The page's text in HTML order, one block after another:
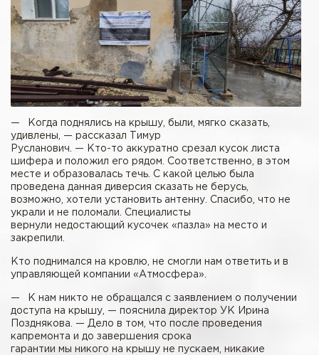
— Когда поднялись на крышу, были, мягко сказать,
удивлены, — рассказал Тимур
Русланович. — Кто-то аккуратно срезал кусок листа
шифера и положил его рядом. Соответственно, в этом
месте и образовалась течь. С какой целью была
проведена данная диверсия сказать не берусь,
возможно, хотели установить антенну. Спасибо, что не
украли и не поломали. Специалисты
вернули недостающий кусочек «пазла» на место и
закрепили.
Кто поднимался на кровлю, не смогли нам ответить и в
управляющей компании «Атмосфера».
— К нам никто не обращался с заявлением о получении
доступа на крышу, — пояснила директор УК Ирина
Позднякова. — Дело в том, что после проведения
капремонта и до завершения срока
гарантии мы никого на крышу не пускаем, никакие